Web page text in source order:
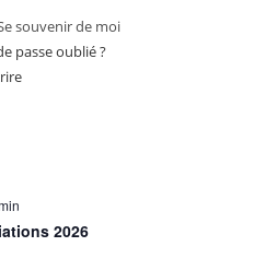
souvenir de moi
passe oublié ?
2026